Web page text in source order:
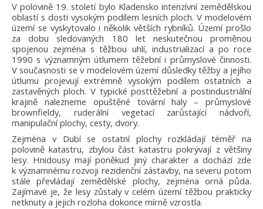
V polovině 19. století bylo Kladensko intenzívní zemědělskou
oblastí s dosti vysokým podílem lesních ploch. V modelovém
území se vyskytovalo i několik větších rybníků. Území prošlo
za dobu sledovaných 180 let neskutečnou proměnou
spojenou zejména s těžbou uhlí, industrializací a po roce
1990 s významným útlumem těžební i průmyslové činnosti.
V současnosti se v modelovém území důsledky těžby a jejího
útlumu projevují extrémně vysokým podílem ostatních a
zastavěných ploch. V typické posttěžební a postindustriální
krajině nalezneme opuštěné tovární haly – průmyslové
brownfieldy, ruderální vegetací zarůstající nádvoří,
manipulační plochy, cesty, dvory.
Zejména v Dubí se ostatní plochy rozkládají téměř na
polovině katastru, zbylou část katastru pokrývají z většiny
lesy. Hnidousy mají poněkud jiný charakter a dochází zde
k významnému rozvoji rezidenční zástavby, na severu potom
stále převládají zemědělské plochy, zejména orná půda.
Zajímavé je, že lesy zůstaly v celém území těžbou prakticky
netknuty a jejich rozloha dokonce mírně vzrostla.